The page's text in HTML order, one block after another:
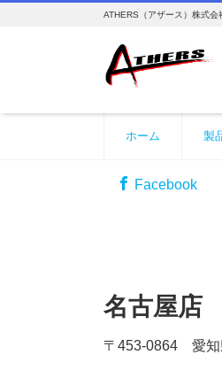
ATHERS（アザース）株式会
ホーム 製
Facebook
名古屋店
〒453-0864 愛知